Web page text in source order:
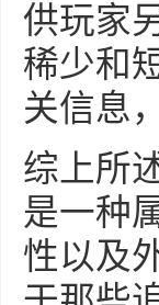
供玩家
稀少和
关信息
综上所
是一种
性以及